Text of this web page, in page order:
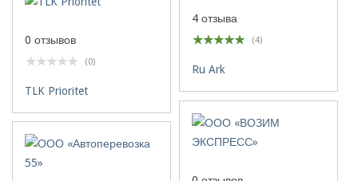
4 отзыва
(4)
Ru Ark
0 отзывов
(0)
TLK Prioritet